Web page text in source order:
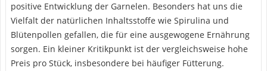
positive Entwicklung der Garnelen. Besonders hat uns die
Vielfalt der natürlichen Inhaltsstoffe wie Spirulina und
Blütenpollen gefallen, die für eine ausgewogene Ernährung
sorgen. Ein kleiner Kritikpunkt ist der vergleichsweise hohe
Preis pro Stück, insbesondere bei häufiger Fütterung.